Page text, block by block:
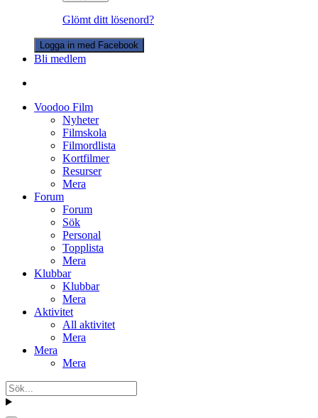
Glömt ditt lösenord?
Logga in med Facebook
Bli medlem
Voodoo Film
Nyheter
Filmskola
Filmordlista
Kortfilmer
Resurser
Mera
Forum
Forum
Sök
Personal
Topplista
Mera
Klubbar
Klubbar
Mera
Aktivitet
All aktivitet
Mera
Mera
Mera